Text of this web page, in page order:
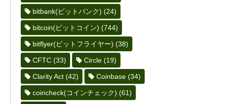
bitbank(ビットバンク) (24)
bitcoin(ビットコイン) (744)
bitflyer(ビットフライヤー) (38)
CFTC (33) Circle (19)
Clarity Act (42) Coinbase (34)
coincheck(コインチェック) (61)